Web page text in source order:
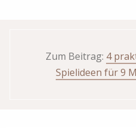
Zum Beitrag: 4
Spielideen für 9